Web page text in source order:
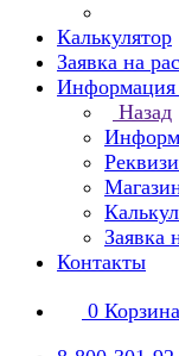
Калькулятор
Заявка на
Информация
Назад
Заявка
Контакты
0 Корзина